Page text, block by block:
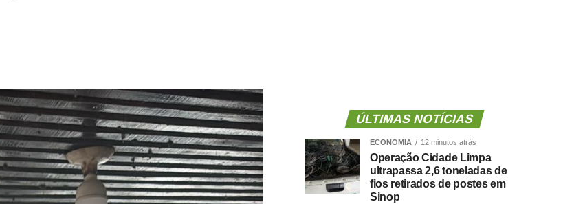
ÚLTIMAS NOTÍCIAS
ECONOMIA 12 minutos atrás
Operação Cidade Limpa
ultrapassa 2,6 toneladas de
fios retirados de postes em
Sinop